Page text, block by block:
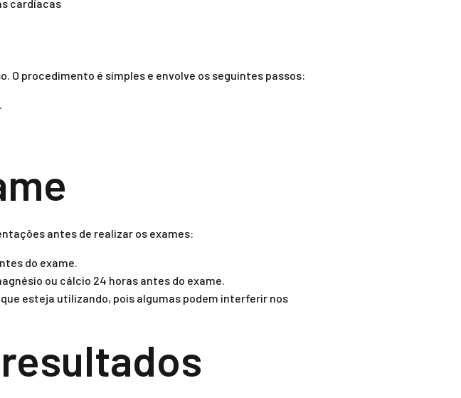
cardíacas
O procedimento é simples e envolve os seguintes passos:
antes de realizar os exames:
do exame.
ou cálcio 24 horas antes do exame.
esteja utilizando, pois algumas podem interferir nos